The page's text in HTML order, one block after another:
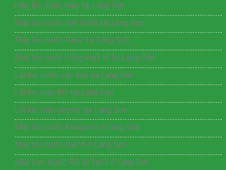
máy lọc nước máy tại Lạng Sơn
Máy lọc nước tinh khiết tại Lạng Sơn
Máy lọc nước Nano tại Lạng Sơn
Máy lọc nước công suất lớ tại Lạng Sơn
Lõi lọc nước các loại tại Lạng Sơn
Lõi lọc máy RO tại Lạng Sơn
Lõi lọc máy geyser tại Lạng Sơn
Máy lọc nước Kangaroo ở Lạng Sơn
Máy lọc nước Karofi ở Lạng Sơn
Máy Lọc Nước RO Q-Tech ở Lạng Sơn